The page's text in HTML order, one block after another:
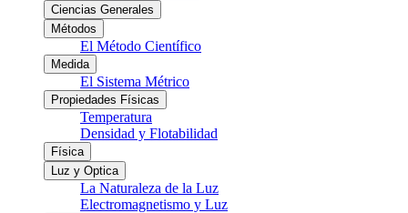
Ciencias Generales
Métodos
El Método Científico
Medida
El Sistema Métrico
Propiedades Físicas
Temperatura
Densidad y Flotabilidad
Física
Luz y Optica
La Naturaleza de la Luz
Electromagnetismo y Luz